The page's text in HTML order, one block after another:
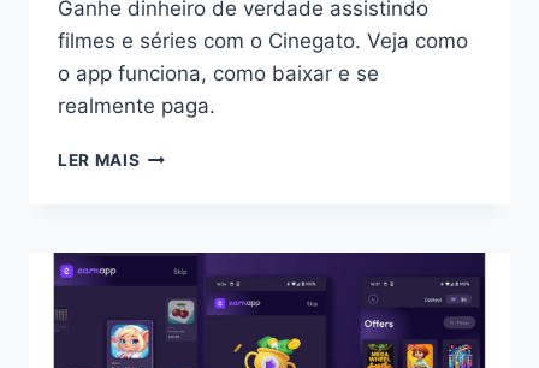
Ganhe dinheiro de verdade assistindo
filmes e séries com o Cinegato. Veja como
o app funciona, como baixar e se
realmente paga.
LER MAIS GANHE
ASSISTINDO
FILMES
SÉRIES
COM